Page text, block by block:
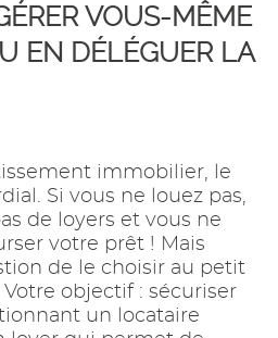
VOUS-MÊME
EN DÉLÉGUER LA
immobilier, le
Si vous ne louez pas,
de loyers et vous ne
votre prêt ! Mais
de le choisir au petit
objectif : sécuriser
un locataire